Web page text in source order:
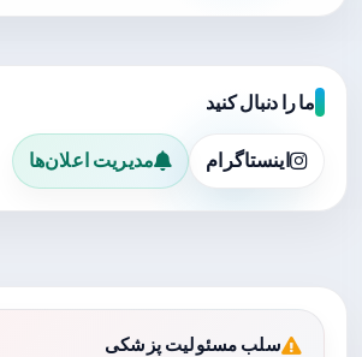
ما را دنبال کنید
اینستاگرام مدیریت اعلان‌ها
سلب مسئولیت پزشکی